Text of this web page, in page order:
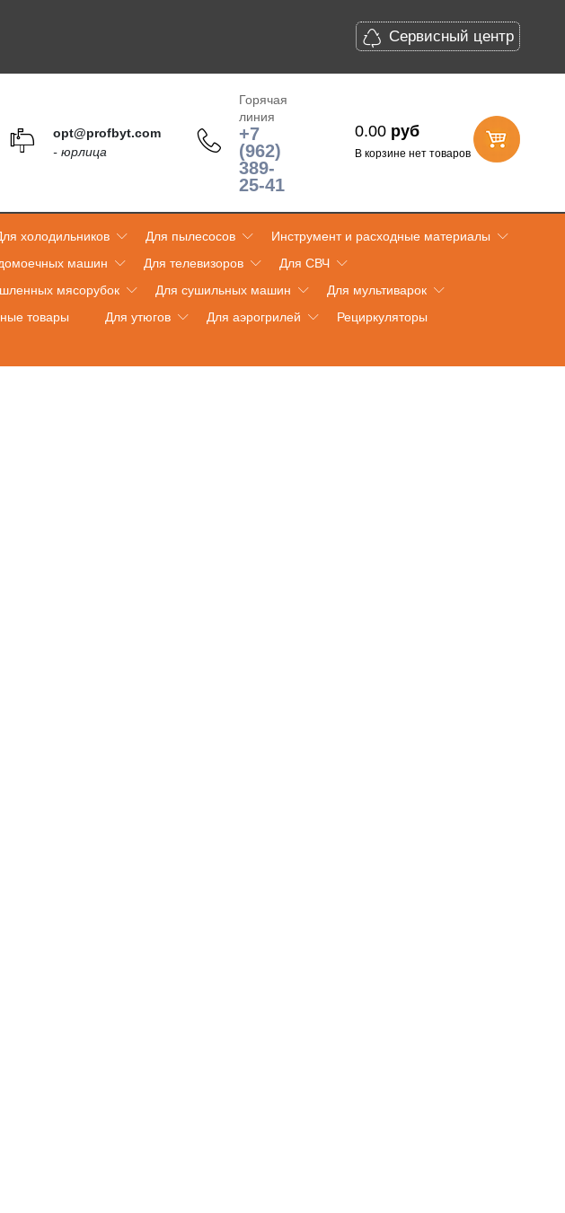
Сервисный центр
opt@profbyt.com
- юрлица
Горячая
линия
+7
(962)
389-
25-41
0.00 руб
В корзине нет товаров
холодильников Для пылесосов
Инструмент и расходные материалы
машин Для телевизоров
Для СВЧ
мясорубок Для сушильных машин
Для мультиварок
товары Для утюгов Для аэрогрилей
Рециркуляторы